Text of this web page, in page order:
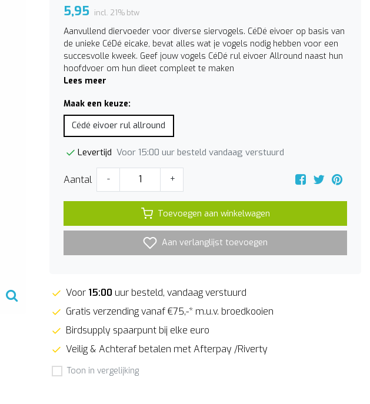
5,95 incl. 21% btw
Aanvullend diervoeder voor diverse siervogels. CéDé eivoer op basis van
de unieke CéDé eicake, bevat alles wat je vogels nodig hebben voor een
succesvolle kweek. Geef jouw vogels CéDé rul eivoer Allround naast hun
hoofdvoer om hun dieet compleet te maken
Lees meer
Maak een keuze:
Cédé eivoer rul allround
Levertijd Voor 15:00 uur besteld vandaag verstuurd
Aantal - +
Toevoegen aan winkelwagen
Aan verlanglijst toevoegen
Voor 15:00 uur besteld, vandaag verstuurd
Gratis verzending vanaf €75,-* m.u.v. broedkooien
Birdsupply spaarpunt bij elke euro
Veilig & Achteraf betalen met Afterpay /Riverty
Toon in vergelijking